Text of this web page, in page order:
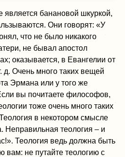
является банановой шкуркой,
Они говорят: «У
что не было никакого
не бывал апостол
оказывается, в Евангелии от
д. Очень много таких вещей
Эрмана или у того же
вы почитаете философов,
тоже очень много таких
в некотором смысле
Неправильная теология – и
Теология ведь должна быть
вам: не путайте теологию с